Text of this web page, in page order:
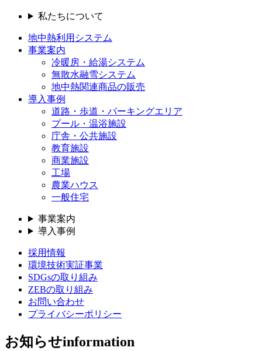
私たちについて
地中熱利用システム
事業案内
冷暖房・給湯システム
無散水融雪システム
地中熱関連商品の販売
導入事例
道路・歩道・パーキングエリア
プール・温浴施設
庁舎・公共施設
教育施設
商業施設
工場
農業ハウス
一般住宅
事業案内
導入事例
採用情報
環境技術実証事業
SDGsの取り組み
ZEBの取り組み
お問い合わせ
プライバシーポリシー
お知らせinformation